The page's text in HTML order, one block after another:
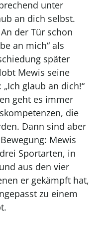
unter
an dich selbst.
der Tür schon
an mich“ als
später
Mewis seine
glaub an dich!“
geht es immer
die
Dann sind aber
Mewis
Sportarten, in
aus den vier
er gekämpft hat,
zu einem